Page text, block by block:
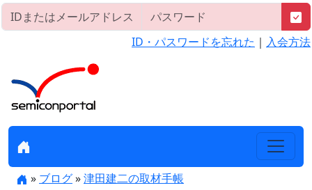
ID・パスワードを忘れた ｜ 入会方法
» ブログ»津田建二の取材手帳